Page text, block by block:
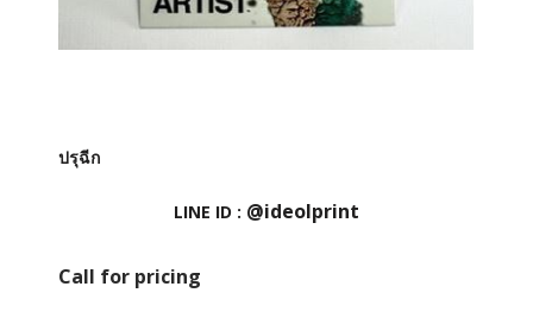
ปรุฉีก
LINE ID : @ideolprint
Call for pricing